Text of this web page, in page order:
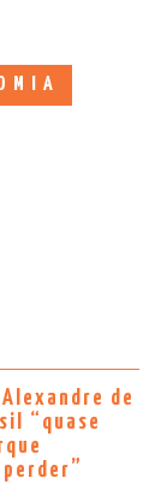
de
“quase